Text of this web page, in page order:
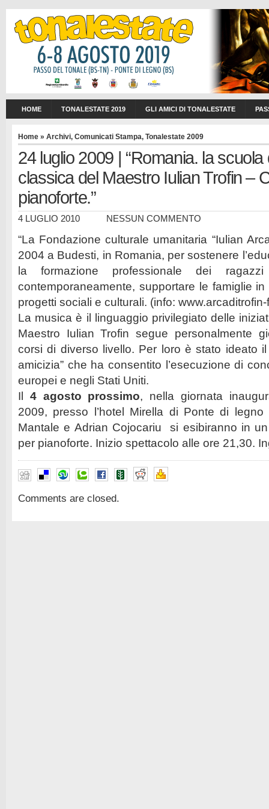
HOME TONALESTATE 2019 GLI AMICI DI TONALESTATE
Home » Archivi, Comunicati Stampa, Tonalestate 2009
24 luglio 2009 | “Romania. la
classica del Maestro Iulian Trofin –
pianoforte.”
4 LUGLIO 2010 NESSUN COMMENTO
“La Fondazione culturale umanitaria “Iulian
2004 a Budesti, in Romania, per sostenere
la formazione professionale dei
contemporaneamente, supportare le famiglie
progetti sociali e culturali. (info:
La musica è il linguaggio privilegiato delle
Maestro Iulian Trofin segue personalmente
corsi di diverso livello. Per loro è stato ideato il
amicizia” che ha consentito l’esecuzione di
europei e negli Stati Uniti.
Il
4 agosto prossimo, nella giornata
2009, presso l’hotel Mirella di Ponte di legno
Mantale e Adrian Cojocariu si esibiranno in
per pianoforte. Inizio spettacolo alle ore 21,30.
Comments are closed.